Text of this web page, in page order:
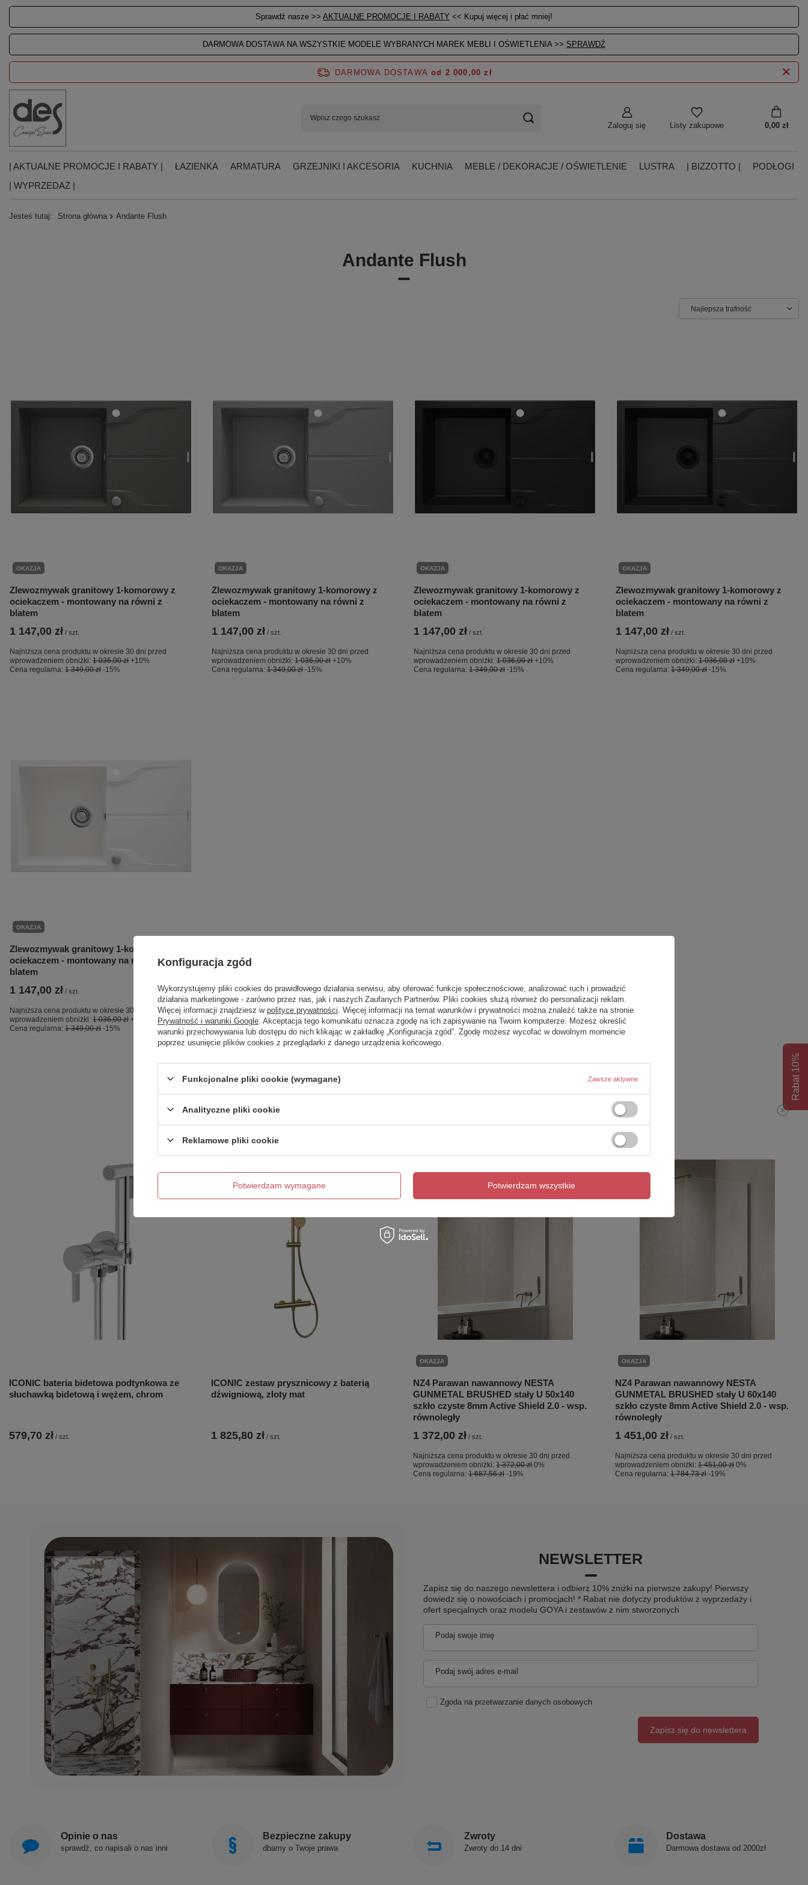
Sprawdź nasze >> AKTUALNE PROMOCJE I RABATY << Kupuj więcej i płać mniej!
DARMOWA DOSTAWA NA WSZYSTKIE MODELE WYBRANYCH MAREK MEBLI I OŚWIETLENIA >> SPRAWDŹ
Zaloguj się Listy zakupowe 0,00 zł
DARMOWA DOSTAWA od 2 000,00 zł
| AKTUALNE PROMOCJE I RABATY | ŁAZIENKA ARMATURA GRZEJNIKI I AKCESORIA KUCHNIA MEBLE / DEKORACJE / OŚWIETLENIE LUSTRA | BIZZOTTO |
PODŁOGI
| WYPRZEDAŻ |
Jesteś tutaj: Strona główna Andante Flush
Andante Flush
Najlepsza trafność
OKAZJA
Zlewozmywak granitowy 1-komorowy z
ociekaczem - montowany na równi z
blatem
1 147,00 zł / szt.
Najniższa cena produktu w okresie 30 dni przed
wprowadzeniem obniżki: 1 036,00 zł +10%
Cena regularna: 1 349,00 zł -15%
OKAZJA
Zlewozmywak granitowy 1-komorowy z
ociekaczem - montowany na równi z
blatem
1 147,00 zł / szt.
Najniższa cena produktu w okresie 30 dni przed
wprowadzeniem obniżki: 1 036,00 zł +10%
Cena regularna: 1 349,00 zł -15%
OKAZJA
Zlewozmywak granitowy 1-komorowy z
ociekaczem - montowany na równi z
blatem
1 147,00 zł / szt.
Najniższa cena produktu w okresie 30 dni przed
wprowadzeniem obniżki: 1 036,00 zł +10%
Cena regularna: 1 349,00 zł -15%
OKAZJA
Zlewozmywak granitowy 1-komorowy z
ociekaczem - montowany na równi z
blatem
1 147,00 zł / szt.
Najniższa cena produktu w okresie 30 dni przed
wprowadzeniem obniżki: 1 036,00 zł +10%
Cena regularna: 1 349,00 zł -15%
OKAZJA
Zlewozmywak granitowy 1-komorowy z
ociekaczem - montowany na równi z
blatem
1 147,00 zł / szt.
Najniższa cena produktu w okresie 30 dni przed
wprowadzeniem obniżki: 1 036,00 zł +10%
Cena regularna: 1 349,00 zł -15%
Polecamy
ICONIC bateria bidetowa podtynkowa ze
słuchawką bidetową i wężem, chrom
579,70 zł / szt.
ICONIC zestaw prysznicowy z baterią
dźwigniową, złoty mat
1 825,80 zł / szt.
OKAZJA
NZ4 Parawan nawannowy NESTA
GUNMETAL BRUSHED stały U 50x140
szkło czyste 8mm Active Shield 2.0 - wsp.
równoległy
1 372,00 zł / szt.
Najniższa cena produktu w okresie 30 dni przed
wprowadzeniem obniżki: 1 372,00 zł 0%
Cena regularna: 1 687,56 zł -19%
OKAZJA
NZ4 Parawan nawannowy NESTA
GUNMETAL BRUSHED stały U 60x140
szkło czyste 8mm Active Shield 2.0 - wsp.
równoległy
1 451,00 zł / szt.
Najniższa cena produktu w okresie 30 dni przed
wprowadzeniem obniżki: 1 451,00 zł 0%
Cena regularna: 1 784,73 zł -19%
NEWSLETTER
Zapisz się do naszego newslettera i odbierz 10% zniżki na pierwsze zakupy! Pierwszy
dowiedz się o nowościach i promocjach! * Rabat nie dotyczy produktów z wyprzedaży i
ofert specjalnych oraz modelu GOYA i zestawów z nim stworzonych
Podaj swoje imię
Podaj swój adres e-mail
Zgoda na przetwarzanie danych osobowych
Zapisz się do newslettera
Opinie o nas
sprawdź, co napisali o nas inni
Bezpieczne zakupy
dbamy o Twoje prawa
Zwroty
Zwroty do 14 dni
Dostawa
Darmowa dostawa od 2000zł
Rabat 10%
Konfiguracja zgód
Wykorzystujemy pliki cookies do prawidłowego działania serwisu, aby oferować funkcje społecznościowe, analizować ruch i prowadzić
działania marketingowe - zarówno przez nas, jak i naszych Zaufanych Partnerów. Pliki cookies służą również do personalizacji reklam.
Więcej informacji znajdziesz w polityce prywatności . Więcej informacji na temat warunków i prywatności można znaleźć także na stronie
Prywatność i warunki Google . Akceptacja tego komunikatu oznacza zgodę na ich zapisywanie na Twoim komputerze. Możesz określić
warunki przechowywania lub dostępu do nich klikając w zakładkę „Konfiguracja zgód”. Zgodę możesz wycofać w dowolnym momencie
poprzez usunięcie plików cookies z przeglądarki z danego urządzenia końcowego.
Funkcjonalne pliki cookie (wymagane) Zawsze aktywne
Analityczne pliki cookie
Reklamowe pliki cookie
Potwierdzam wymagane Potwierdzam wszystkie